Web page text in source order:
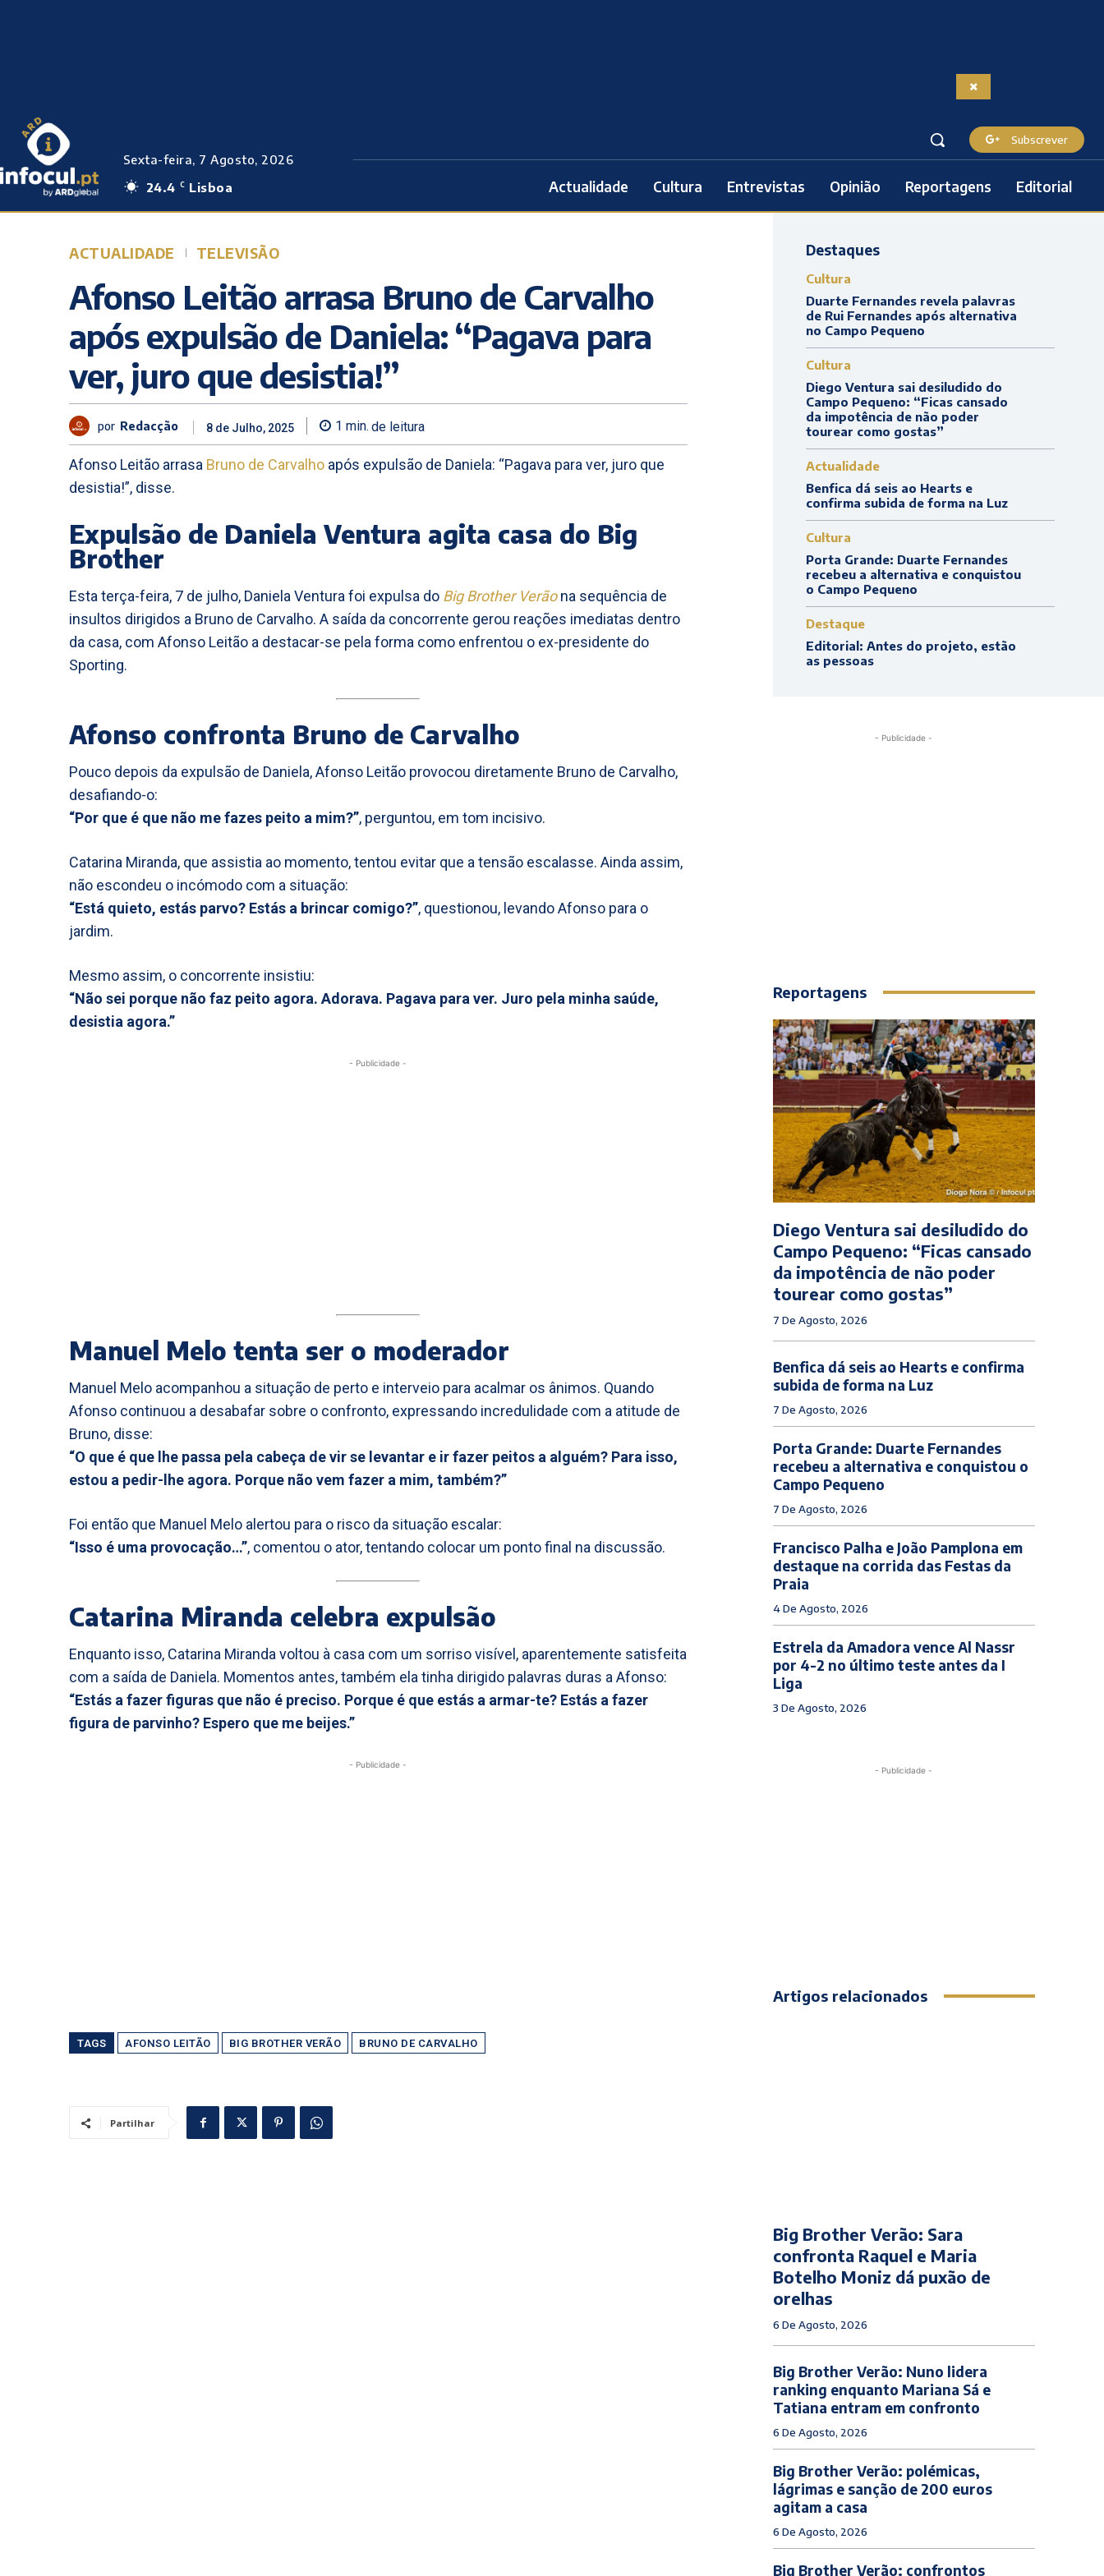
Sexta-feira, 7 Agosto, 2026
24.4 C Lisboa
Subscrever
Actualidade Cultura Entrevistas Opinião Reportagens Editorial
ACTUALIDADE TELEVISÃO
Afonso Leitão arrasa Bruno de Carvalho
após expulsão de Daniela: “Pagava para
ver, juro que desistia!”
por Redacção 8 de Julho, 2025 1 min. de leitura
Afonso Leitão arrasa Bruno de Carvalho após expulsão de Daniela: “Pagava para ver, juro que
desistia!”, disse.
Expulsão de Daniela Ventura agita casa do Big
Brother
Esta terça-feira, 7 de julho, Daniela Ventura foi expulsa do Big Brother Verãona sequência de
insultos dirigidos a Bruno de Carvalho. A saída da concorrente gerou reações imediatas dentro
da casa, com Afonso Leitão a destacar-se pela forma como enfrentou o ex-presidente do
Sporting.
Afonso confronta Bruno de Carvalho
Pouco depois da expulsão de Daniela, Afonso Leitão provocou diretamente Bruno de Carvalho,
desafiando-o:
“Por que é que não me fazes peito a mim?”, perguntou, em tom incisivo.
Catarina Miranda, que assistia ao momento, tentou evitar que a tensão escalasse. Ainda assim,
não escondeu o incómodo com a situação:
“Está quieto, estás parvo? Estás a brincar comigo?”, questionou, levando Afonso para o
jardim.
Mesmo assim, o concorrente insistiu:
“Não sei porque não faz peito agora. Adorava. Pagava para ver. Juro pela minha saúde,
desistia agora.”
- Publicidade -
Manuel Melo tenta ser o moderador
Manuel Melo acompanhou a situação de perto e interveio para acalmar os ânimos. Quando
Afonso continuou a desabafar sobre o confronto, expressando incredulidade com a atitude de
Bruno, disse:
“O que é que lhe passa pela cabeça de vir se levantar e ir fazer peitos a alguém? Para isso,
estou a pedir-lhe agora. Porque não vem fazer a mim, também?”
Foi então que Manuel Melo alertou para o risco da situação escalar:
“Isso é uma provocação…”, comentou o ator, tentando colocar um ponto final na discussão.
Catarina Miranda celebra expulsão
Enquanto isso, Catarina Miranda voltou à casa com um sorriso visível, aparentemente satisfeita
com a saída de Daniela. Momentos antes, também ela tinha dirigido palavras duras a Afonso:
“Estás a fazer figuras que não é preciso. Porque é que estás a armar-te? Estás a fazer
figura de parvinho? Espero que me beijes.”
- Publicidade -
TAGS AFONSO LEITÃO BIG BROTHER VERÃO BRUNO DE CARVALHO
Partilhar
Destaques
Cultura
Duarte Fernandes revela palavras
de Rui Fernandes após alternativa
no Campo Pequeno
Cultura
Diego Ventura sai desiludido do
Campo Pequeno: “Ficas cansado
da impotência de não poder
tourear como gostas”
Actualidade
Benfica dá seis ao Hearts e
confirma subida de forma na Luz
Cultura
Porta Grande: Duarte Fernandes
recebeu a alternativa e conquistou
o Campo Pequeno
Destaque
Editorial: Antes do projeto, estão
as pessoas
- Publicidade -
Reportagens
Diego Ventura sai desiludido do
Campo Pequeno: “Ficas cansado
da impotência de não poder
tourear como gostas”
7 De Agosto, 2026
Benfica dá seis ao Hearts e confirma
subida de forma na Luz
7 De Agosto, 2026
Porta Grande: Duarte Fernandes
recebeu a alternativa e conquistou o
Campo Pequeno
7 De Agosto, 2026
Francisco Palha e João Pamplona em
destaque na corrida das Festas da
Praia
4 De Agosto, 2026
Estrela da Amadora vence Al Nassr
por 4-2 no último teste antes da I
Liga
3 De Agosto, 2026
- Publicidade -
Artigos relacionados
Big Brother Verão: Sara
confronta Raquel e Maria
Botelho Moniz dá puxão de
orelhas
6 De Agosto, 2026
Big Brother Verão: Nuno lidera
ranking enquanto Mariana Sá e
Tatiana entram em confronto
6 De Agosto, 2026
Big Brother Verão: polémicas,
lágrimas e sanção de 200 euros
agitam a casa
6 De Agosto, 2026
Big Brother Verão: confrontos